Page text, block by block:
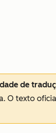
de
O texto